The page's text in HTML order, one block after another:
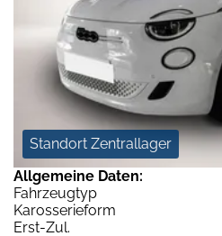
Standort Zentrallager
Allgemeine Daten:
Fahrzeugtyp
Karosserieform
Erst-Zul.